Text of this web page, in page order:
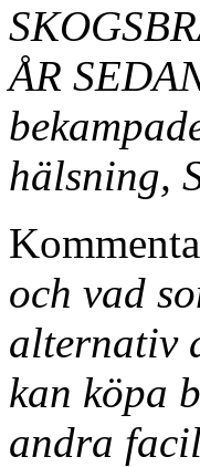
ÅR
hälsning,
och vad
alternativ
kan köpa
andra